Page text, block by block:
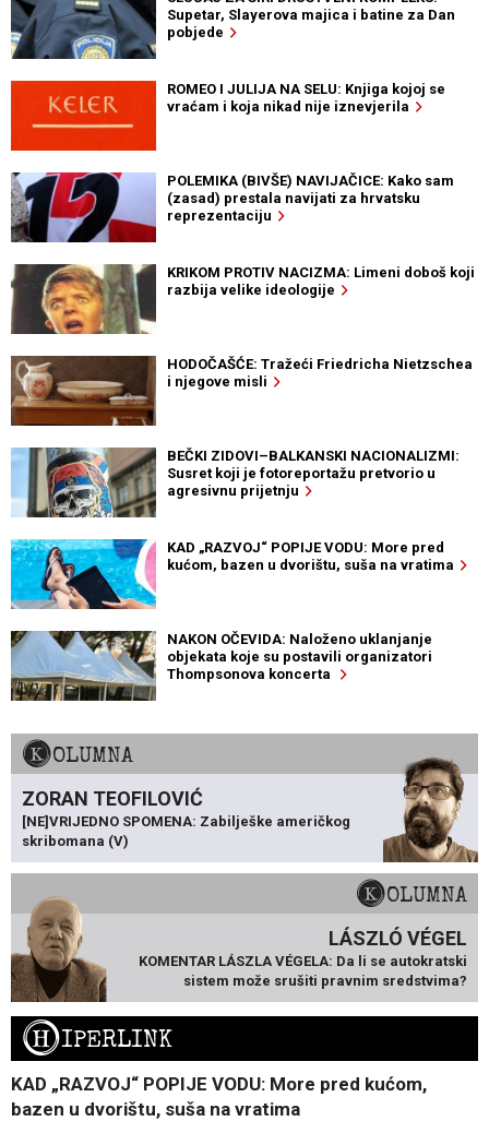
Supetar, Slayerova majica i batine za Dan
pobjede
ROMEO I JULIJA NA SELU: Knjiga kojoj se
vraćam i koja nikad nije iznevjerila
POLEMIKA (BIVŠE) NAVIJAČICE: Kako sam
(zasad) prestala navijati za hrvatsku
reprezentaciju
KRIKOM PROTIV NACIZMA: Limeni doboš koji
razbija velike ideologije
HODOČAŠĆE: Tražeći Friedricha Nietzschea
i njegove misli
BEČKI ZIDOVI–BALKANSKI NACIONALIZMI:
Susret koji je fotoreportažu pretvorio u
agresivnu prijetnju
KAD „RAZVOJ“ POPIJE VODU: More pred
kućom, bazen u dvorištu, suša na vratima
NAKON OČEVIDA: Naloženo uklanjanje
objekata koje su postavili organizatori
Thompsonova koncerta
KOLUMNA
ZORAN TEOFILOVIĆ
[NE]VRIJEDNO SPOMENA: Zabilješke američkog
skribomana (V)
KOLUMNA
LÁSZLÓ VÉGEL
KOMENTAR LÁSZLA VÉGELA: Da li se autokratski
sistem može srušiti pravnim sredstvima?
HIPERLINK
KAD „RAZVOJ“ POPIJE VODU: More pred kućom,
bazen u dvorištu, suša na vratima